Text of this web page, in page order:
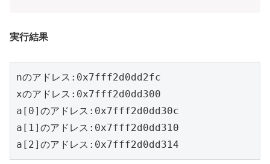
実行結果
nのアドレス:0x7fff2d0dd2fc
xのアドレス:0x7fff2d0dd300
a[0]のアドレス:0x7fff2d0dd30c
a[1]のアドレス:0x7fff2d0dd310
a[2]のアドレス:0x7fff2d0dd314